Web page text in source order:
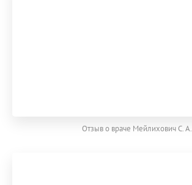
Отзыв о враче Мейлихович С. А.